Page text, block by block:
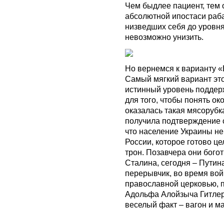
Чем быдлее пациент, тем
абсолютной ипостаси
низведших себя до
невозможно унизить.
Но вернемся к варианту
Самый мягкий вариант
истинный уровень
для того, чтобы понять
оказалась такая
получила
что население Украины
России, которое готово
трон. Позавчера они
Сталина, сегодня –
перерывчик, во время
православной церковью,
Адольфа Алойзыча
веселый факт – вагон и